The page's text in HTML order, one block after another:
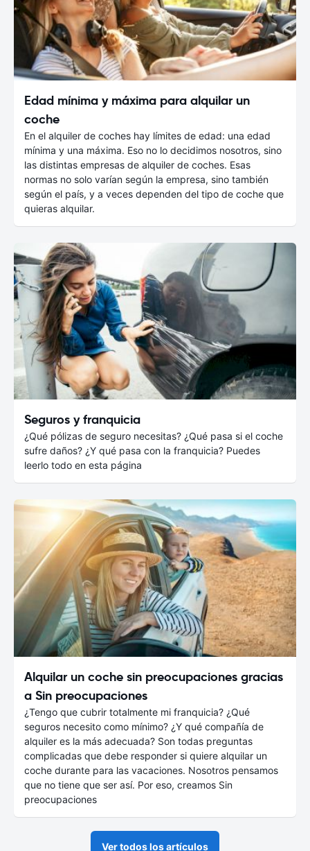
Edad mínima y máxima para alquilar un
coche
En el alquiler de coches hay límites de edad: una edad
mínima y una máxima. Eso no lo decidimos nosotros, sino
las distintas empresas de alquiler de coches. Esas
normas no solo varían según la empresa, sino también
según el país, y a veces dependen del tipo de coche que
quieras alquilar.
Seguros y franquicia
¿Qué pólizas de seguro necesitas? ¿Qué pasa si el coche
sufre daños? ¿Y qué pasa con la franquicia? Puedes
leerlo todo en esta página
Alquilar un coche sin preocupaciones gracias
a Sin preocupaciones
¿Tengo que cubrir totalmente mi franquicia? ¿Qué
seguros necesito como mínimo? ¿Y qué compañía de
alquiler es la más adecuada? Son todas preguntas
complicadas que debe responder si quiere alquilar un
coche durante para las vacaciones. Nosotros pensamos
que no tiene que ser así. Por eso, creamos Sin
preocupaciones
Ver todos los artículos